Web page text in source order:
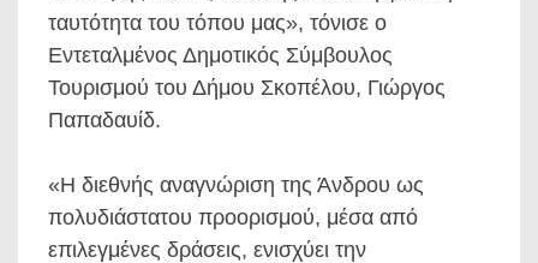
ταυτότητα του τόπου μας», τόνισε ο
Εντεταλμένος Δημοτικός Σύμβουλος
Τουρισμού του Δήμου Σκοπέλου, Γιώργος
Παπαδαυίδ.
«Η διεθνής αναγνώριση της Άνδρου ως
πολυδιάστατου προορισμού, μέσα από
επιλεγμένες δράσεις, ενισχύει την